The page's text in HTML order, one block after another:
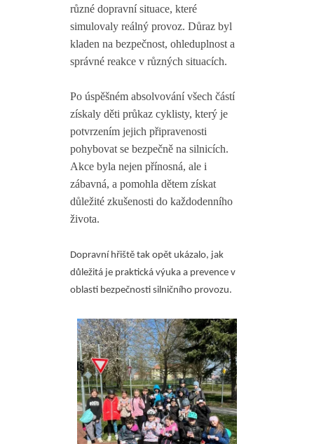
různé dopravní situace, které
simulovaly reálný provoz. Důraz byl
kladen na bezpečnost, ohleduplnost a
správné reakce v různých situacích.
Po úspěšném absolvování všech částí
získaly děti průkaz cyklisty, který je
potvrzením jejich připravenosti
pohybovat se bezpečně na silnicích.
Akce byla nejen přínosná, ale i
zábavná, a pomohla dětem získat
důležité zkušenosti do každodenního
života.
Dopravní hřiště tak opět ukázalo, jak
důležitá je praktická výuka a prevence v
oblasti bezpečnosti silničního provozu.